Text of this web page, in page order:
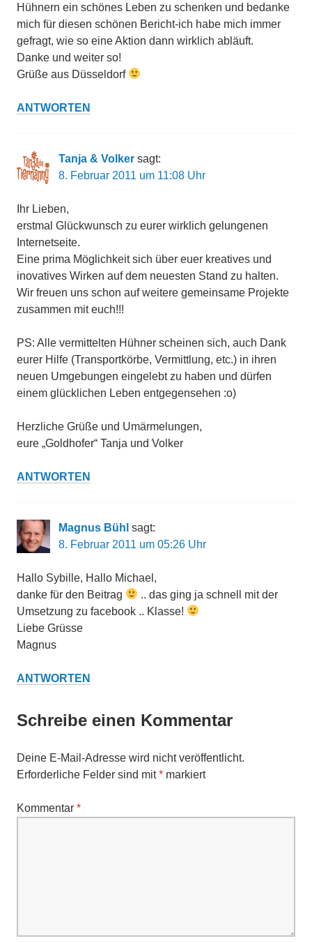
Hühnern ein schönes Leben zu schenken und bedanke
mich für diesen schönen Bericht-ich habe mich immer
gefragt, wie so eine Aktion dann wirklich abläuft.
Danke und weiter so!
Grüße aus Düsseldorf
ANTWORTEN
Tanja & Volker sagt:
8. Februar 2011 um 11:08 Uhr
Ihr Lieben,
erstmal Glückwunsch zu eurer wirklich gelungenen
Internetseite.
Eine prima Möglichkeit sich über euer kreatives und
inovatives Wirken auf dem neuesten Stand zu halten.
Wir freuen uns schon auf weitere gemeinsame Projekte
zusammen mit euch!!!
PS: Alle vermittelten Hühner scheinen sich, auch Dank
eurer Hilfe (Transportkörbe, Vermittlung, etc.) in ihren
neuen Umgebungen eingelebt zu haben und dürfen
einem glücklichen Leben entgegensehen :o)
Herzliche Grüße und Umärmelungen,
eure „Goldhofer“ Tanja und Volker
ANTWORTEN
Magnus Bühl sagt:
8. Februar 2011 um 05:26 Uhr
Hallo Sybille, Hallo Michael,
danke für den Beitrag
.. das ging ja schnell mit der
Umsetzung zu facebook .. Klasse!
Liebe Grüsse
Magnus
ANTWORTEN
Schreibe einen Kommentar
Deine E-Mail-Adresse wird nicht veröffentlicht.
Erforderliche Felder sind mit* markiert
Kommentar *